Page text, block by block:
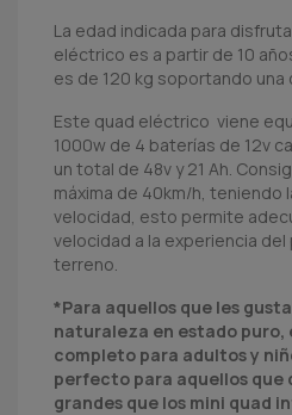
La edad indicada para
eléctrico es a partir de 10
es de 120 kg soportando una
Este quad eléctrico viene
1000w de 4 baterías de 12v
un total de 48v y 21 Ah.
máxima de 40km/h, teniendo
velocidad, esto permite
velocidad a la experiencia
terreno.
*Para aquellos que les
naturaleza en estado puro,
completo para adultos y
perfecto para aquellos que
grandes que los mini quad